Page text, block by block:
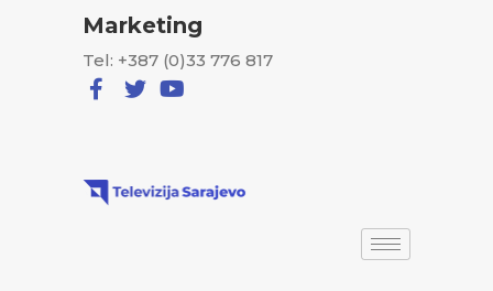
Marketing
Tel: +387 (0)33 776 817